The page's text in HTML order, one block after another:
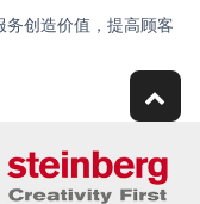
创造价值，提高顾客